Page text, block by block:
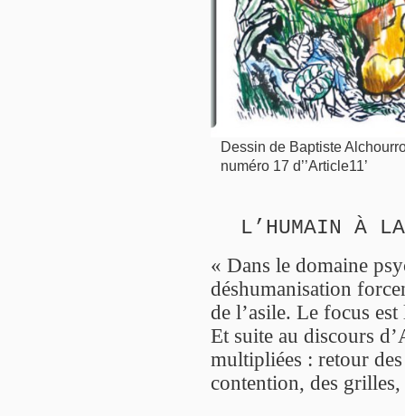
Dessin de Baptiste
numéro 17 d’’Article11’
L’HUMAIN À
« Dans le domaine
déshumanisation
de l’asile. Le focus
Et suite au discours
multipliées : retour
contention, des